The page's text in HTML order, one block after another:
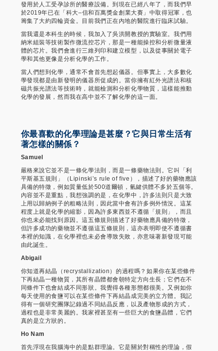
發用於人工受孕診所的醫療設備。到現在已經八年了，而我們早
於2019年已在「科大–信和百萬獎金創業大賽」中取得冠軍，也
籌集了大約四輪資金。目前我們正在內地的醫院進行臨床試驗。
當我還是本科生的時候，我加入了吳洪開教授的實驗室。我們用
納米組裝等技術製作微流控芯片，那是一種能操控和分析微量液
體的芯片。我們會進行三維列印和建立模型，以及從事關於電子
學和其他更像是分析化學的工作。
當人們想到化學，通常不會首先想起儀器。但事實上，大多數化
學發現都是由新發明的儀器所促成的。當你擁有紅外光譜法和核
磁共振光譜法等技術時，就能檢測和分析化學物質，這樣能推動
化學的發展，然而我在高中並不了解化學的這一面。
你最喜歡的化學理論是甚麼？它與日常生活有
著怎樣的關係？
Samuel
嚴格來說它並不是一條化學法則，而是一條藥物法則。它叫「利
平斯基五規則」（Lipinski’s rule of five），描述了好的藥物應該
具備的特徵，例如質量低於500道爾頓，氫鍵供體不多於五個等。
內容並不是重點，我想強調的是，在化學中，許多法則只是大致
上用以歸納例子的粗略法則，因此當中會有許多例外情況。這某
程度上就是化學的縮影，因為許多東西並不遵循「規則」，而且
你也未必能找到原因。這五條規則描述了好藥物應具備的特徵，
但許多成功的藥物並不遵循這五條規則，這亦表明即使不遵循書
本裡的知識，在化學裡也未必會導致失敗，亦意味著新發現可能
由此誕生。
Abigail
你知道再結晶（recrystallization）的過程嗎？如果你在某些條件
下再結晶一種物質，其所有晶體都會朝特定方向生長；它們在不
同條件下也會結成不同形狀。我覺得各種形態都很美。又例如你
每天使用的食鹽可以在某些條件下再結晶成完美的立方體。我記
得有一個研究團隊記錄過不同結晶反應，以及產物形成的方式，
過程也是非常美麗的。我家裡甚至有一些巨大的食鹽晶體，它們
真的是立方狀的。
Ho Nam
首先浮現在我腦海中的是點群理論。它是關於對稱性的理論，假